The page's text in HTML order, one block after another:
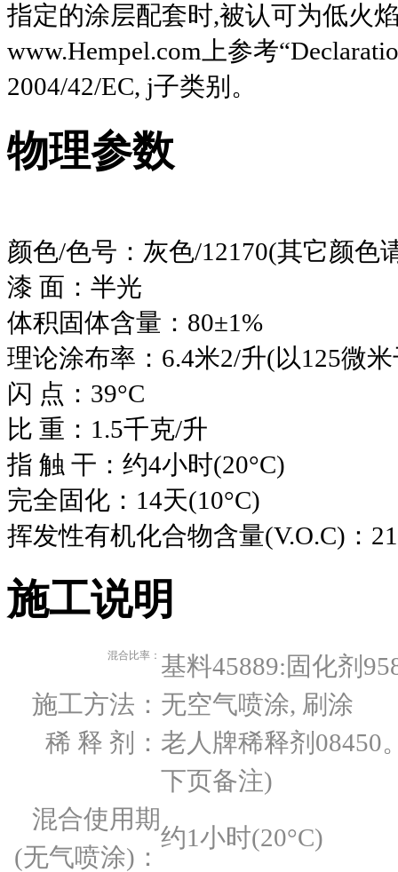
指定的涂层配套时,被认可为低火
www.Hempel.com上参考
2004/42/EC, j子类别。
物理参数
颜色/色号：灰色/12170(其它颜色
漆 面：半光
体积固体含量：80±1%
理论涂布率：6.4米2/升(以125微
闪 点：39°C
比 重：1.5千克/升
指 触 干：约4小时(20°C)
完全固化：14天(10°C)
挥发性有机化合物含量(V.O.C)：
施工说明
混合比率： 基料45889:固化剂
施工方法： 无空气喷涂, 刷涂
稀 释 剂： 老人牌稀释剂08450
下页备注)
混合使用期
(无气喷涂)：
约1小时(20°C)